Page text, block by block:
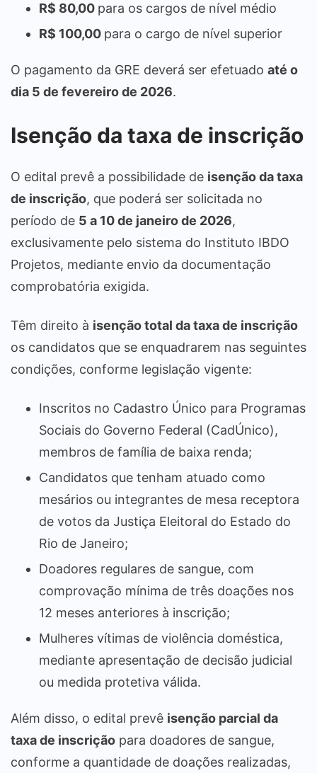
R$ 80,00 para os cargos de nível médio
R$ 100,00 para o cargo de nível superior
O pagamento da GRE deverá ser efetuado até o
dia 5 de fevereiro de 2026.
Isenção da taxa de inscrição
O edital prevê a possibilidade de isenção da taxa
de inscrição, que poderá ser solicitada no
período de 5 a 10 de janeiro de 2026,
exclusivamente pelo sistema do Instituto IBDO
Projetos, mediante envio da documentação
comprobatória exigida.
Têm direito à isenção total da taxa de inscrição
os candidatos que se enquadrarem nas seguintes
condições, conforme legislação vigente:
Inscritos no Cadastro Único para Programas
Sociais do Governo Federal (CadÚnico),
membros de família de baixa renda;
Candidatos que tenham atuado como
mesários ou integrantes de mesa receptora
de votos da Justiça Eleitoral do Estado do
Rio de Janeiro;
Doadores regulares de sangue, com
comprovação mínima de três doações nos
12 meses anteriores à inscrição;
Mulheres vítimas de violência doméstica,
mediante apresentação de decisão judicial
ou medida protetiva válida.
Além disso, o edital prevê isenção parcial da
taxa de inscrição para doadores de sangue,
conforme a quantidade de doações realizadas,